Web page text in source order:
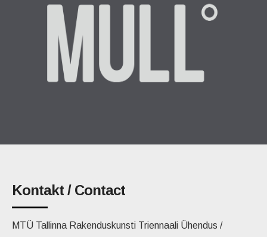
Kontakt / Contact
MTÜ Tallinna Rakenduskunsti Triennaali Ühendus /